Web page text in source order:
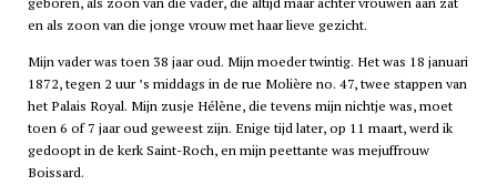
en als zoon van die jonge vrouw met haar lieve gezicht.
Mijn vader was toen 38 jaar oud. Mijn moeder twintig. Het was 18 januari
1872, tegen 2 uur ’s middags in de rue Molière no. 47, twee stappen van
het Palais Royal. Mijn zusje Hélène, die tevens mijn nichtje was, moet
toen 6 of 7 jaar oud geweest zijn. Enige tijd later, op 11 maart, werd ik
gedoopt in de kerk Saint-Roch, en mijn peettante was mejuffrouw
Boissard.